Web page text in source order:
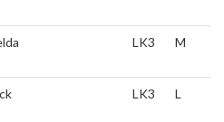
LK3 M
LK3 L